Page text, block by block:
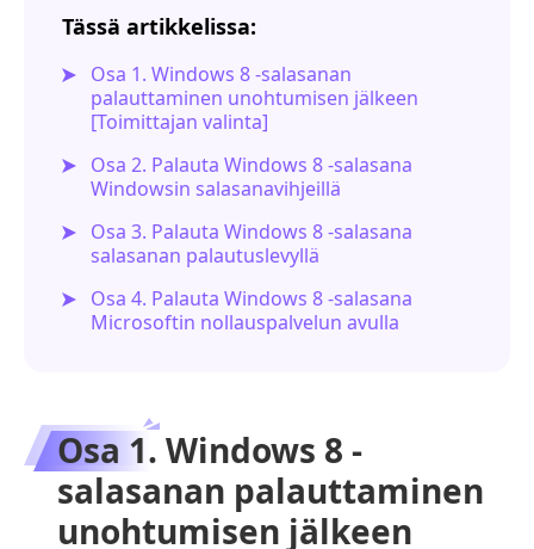
Tässä artikkelissa:
Osa 1. Windows 8 -salasanan
palauttaminen unohtumisen jälkeen
[Toimittajan valinta]
Osa 2. Palauta Windows 8 -salasana
Windowsin salasanavihjeillä
Osa 3. Palauta Windows 8 -salasana
salasanan palautuslevyllä
Osa 4. Palauta Windows 8 -salasana
Microsoftin nollauspalvelun avulla
Osa 1. Windows 8 -
salasanan palauttaminen
unohtumisen jälkeen